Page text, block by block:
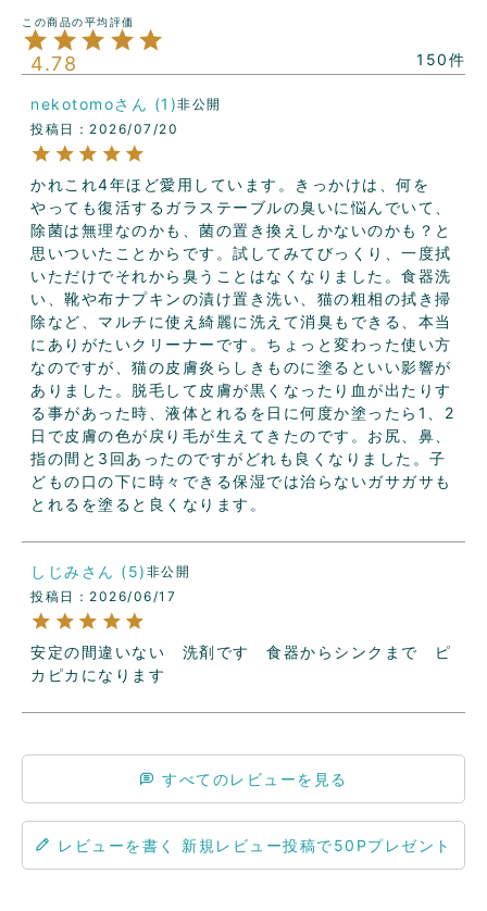
4.78 150
nekotomo 1
非公開
投稿日
2026/07/20
かれこれ4年ほど愛用しています。きっかけは、何を
やっても復活するガラステーブルの臭いに悩んでいて、
除菌は無理なのかも、菌の置き換えしかないのかも？と
思いついたことからです。試してみてびっくり、一度拭
いただけでそれから臭うことはなくなりました。食器洗
い、靴や布ナプキンの漬け置き洗い、猫の粗相の拭き掃
除など、マルチに使え綺麗に洗えて消臭もできる、本当
にありがたいクリーナーです。ちょっと変わった使い方
なのですが、猫の皮膚炎らしきものに塗るといい影響が
ありました。脱毛して皮膚が黒くなったり血が出たりす
る事があった時、液体とれるを日に何度か塗ったら1、2
日で皮膚の色が戻り毛が生えてきたのです。お尻、鼻、
指の間と3回あったのですがどれも良くなりました。子
どもの口の下に時々できる保湿では治らないガサガサも
とれるを塗ると良くなります。
しじみ 5 非公開
投稿日
2026/06/17
安定の間違いない　洗剤です　食器からシンクまで　ピ
カピカになります
すべてのレビューを見る
レビューを書く